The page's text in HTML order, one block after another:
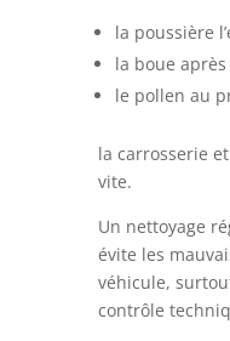
la poussière
la boue
le pollen au
la carrosserie
vite.
Un nettoyage
évite les
véhicule,
contrôle